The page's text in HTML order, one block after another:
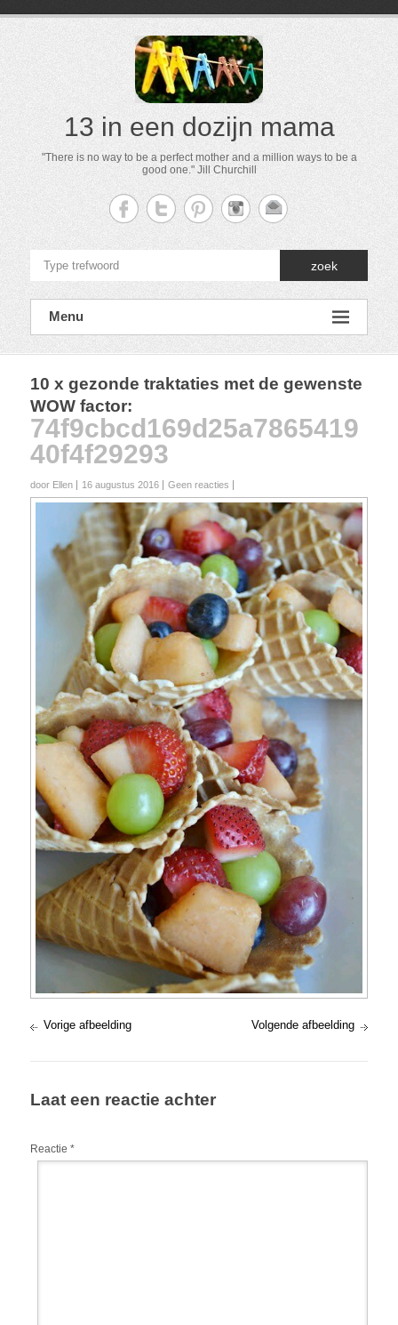
13 in een dozijn mama
"There is no way to be a perfect mother and a million ways to be a
good one." Jill Churchill
zoek
Menu
10 x gezonde traktaties met de gewenste
WOW factor:
74f9cbcd169d25a7865419
40f4f29293
door Ellen 16 augustus 2016 Geen reacties
Vorige afbeelding Volgende afbeelding
Laat een reactie achter
Reactie *